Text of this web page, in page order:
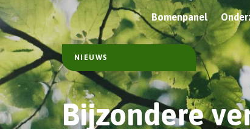
Bomenpanel
NIEUWS
Bijzondere